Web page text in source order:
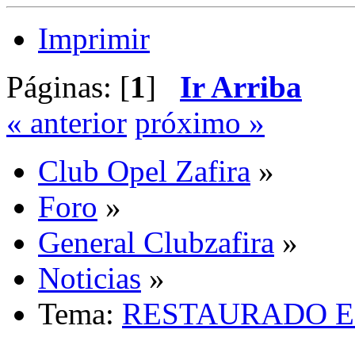
Imprimir
Páginas: [1] Ir Arriba
« anterior próximo »
Club Opel Zafira »
Foro »
General Clubzafira »
Noticias »
Tema: RESTAURADO